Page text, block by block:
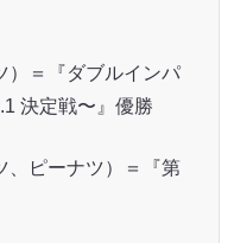
）＝『ダブルインパ
決定戦〜』優勝
、ピーナツ）＝『第